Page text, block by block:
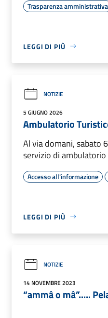
Trasparenza amministrativa
LEGGI DI PIÙ
NOTIZIE
5 GIUGNO 2026
Ambulatorio
Al via domani, sabato
servizio di
Accesso all'informazione
LEGGI DI PIÙ
NOTIZIE
14 NOVEMBRE 2023
“ammâ o mâ”.....